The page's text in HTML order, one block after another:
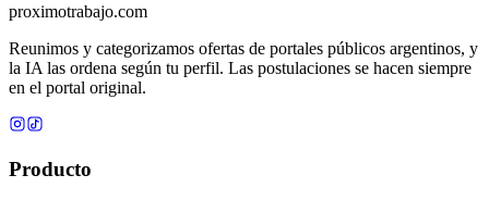
proximotrabajo.com
Reunimos y categorizamos ofertas de portales públicos argentinos, y
la IA las ordena según tu perfil. Las postulaciones se hacen siempre
en el portal original.
Producto